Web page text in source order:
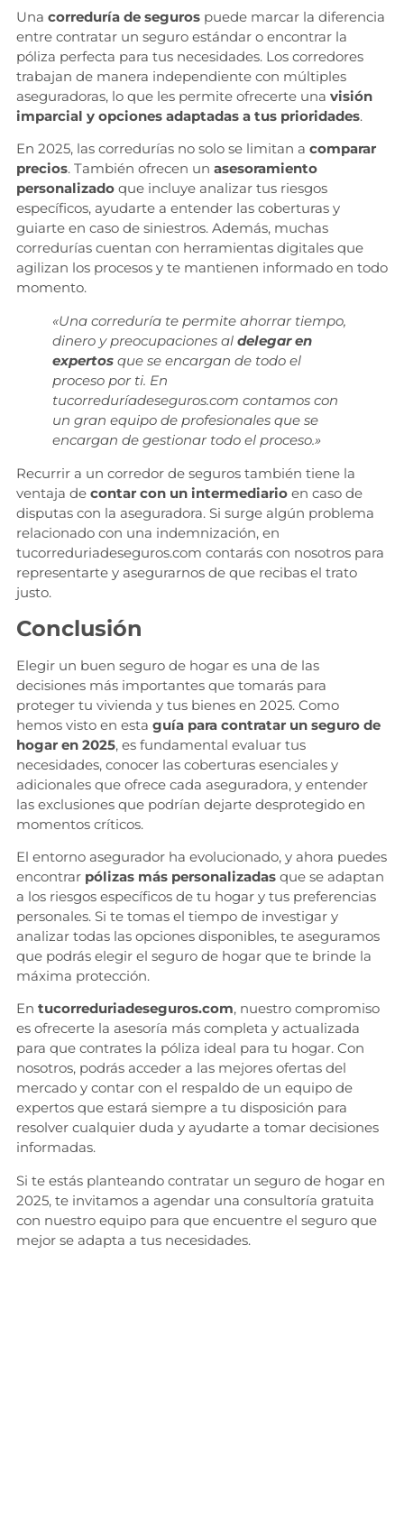
Una correduría de segurospuede marcar la diferencia
entre contratar un seguro estándar o encontrar la
póliza perfecta para tus necesidades. Los corredores
trabajan de manera independiente con múltiples
aseguradoras, lo que les permite ofrecerte una visión
imparcial y opciones adaptadas a tus prioridades.
En 2025, las corredurías no solo se limitan a comparar
precios. También ofrecen un asesoramiento
personalizadoque incluye analizar tus riesgos
específicos, ayudarte a entender las coberturas y
guiarte en caso de siniestros. Además, muchas
corredurías cuentan con herramientas digitales que
agilizan los procesos y te mantienen informado en todo
momento.
«Una correduría te permite ahorrar tiempo,
dinero y preocupaciones aldelegar en
expertosque se encargan de todo el
proceso por ti. En
tucorreduríadeseguros.com contamos con
un gran equipo de profesionales que se
encargan de gestionar todo el proceso.»
Recurrir a un corredor de seguros también tiene la
ventaja de contar con un intermediarioen caso de
disputas con la aseguradora. Si surge algún problema
relacionado con una indemnización, en
tucorreduriadeseguros.com contarás con nosotros para
representarte y asegurarnos de que recibas el trato
justo.
Conclusión
Elegir un buen seguro de hogar es una de las
decisiones más importantes que tomarás para
proteger tu vivienda y tus bienes en 2025. Como
hemos visto en esta guía para contratar un seguro de
hogar en 2025, es fundamental evaluar tus
necesidades, conocer las coberturas esenciales y
adicionales que ofrece cada aseguradora, y entender
las exclusiones que podrían dejarte desprotegido en
momentos críticos.
El entorno asegurador ha evolucionado, y ahora puedes
encontrarpólizas más personalizadasque se adaptan
a los riesgos específicos de tu hogar y tus preferencias
personales. Si te tomas el tiempo de investigar y
analizar todas las opciones disponibles, te aseguramos
que podrás elegir el seguro de hogar que te brinde la
máxima protección.
En tucorreduriadeseguros.com, nuestro compromiso
es ofrecerte la asesoría más completa y actualizada
para que contrates la póliza ideal para tu hogar. Con
nosotros, podrás acceder a las mejores ofertas del
mercado y contar con el respaldo de un equipo de
expertos que estará siempre a tu disposición para
resolver cualquier duda y ayudarte a tomar decisiones
informadas.
Si te estás planteando contratar un seguro de hogar en
2025, te invitamos a agendar una consultoría gratuita
con nuestro equipo para que encuentre el seguro que
mejor se adapta a tus necesidades.